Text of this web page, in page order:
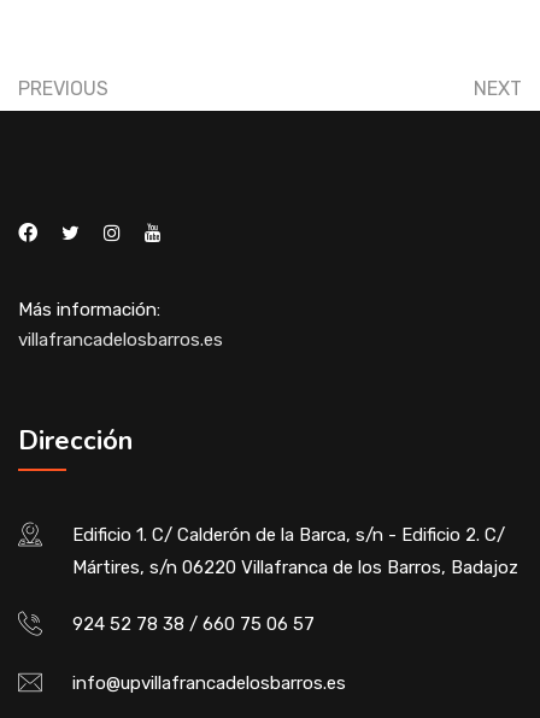
PREVIOUS NEXT
Más información:
villafrancadelosbarros.es
Dirección
Edificio 1. C/ Calderón de la Barca, s/n - Edificio 2. C/
Mártires, s/n 06220 Villafranca de los Barros, Badajoz
924 52 78 38 / 660 75 06 57
info@upvillafrancadelosbarros.es